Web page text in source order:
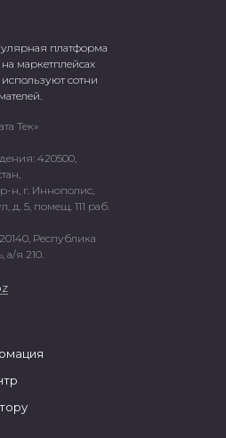
платформа
маркетплейсах
сотни
Тек»
420500,
н, г. Иннополис,
д. 5, помещ. 111 раб.
Республика
а/я 210.